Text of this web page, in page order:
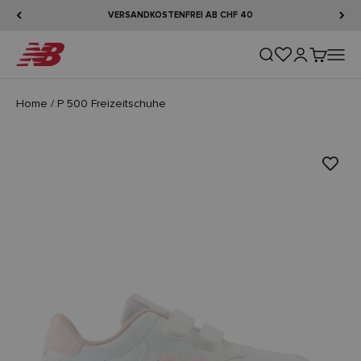
VERSANDKOSTENFREI AB CHF 40
New Balance Suche öffnen
Home / P 500 Freizeitschuhe